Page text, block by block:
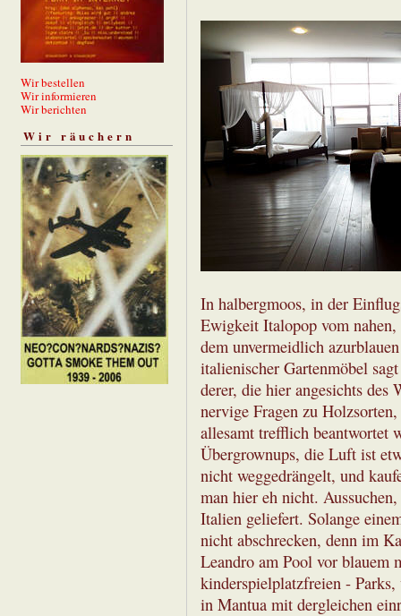
Wir bestellen
Wir informieren
Wir berichten
Wir räuchern
In halbergmoos, in der
Ewigkeit Italopop vom
dem unvermeidlich
italienischer Gartenmöbel
derer, die hier angesichts des
nervige Fragen zu
allesamt trefflich beantwortet
Übergrownups, die Luft ist
nicht weggedrängelt, und
man hier eh nicht.
Italien geliefert. Solange
nicht abschrecken, denn im
Leandro am Pool vor blauem
kinderspielplatzfreien -
in Mantua mit dergleichen